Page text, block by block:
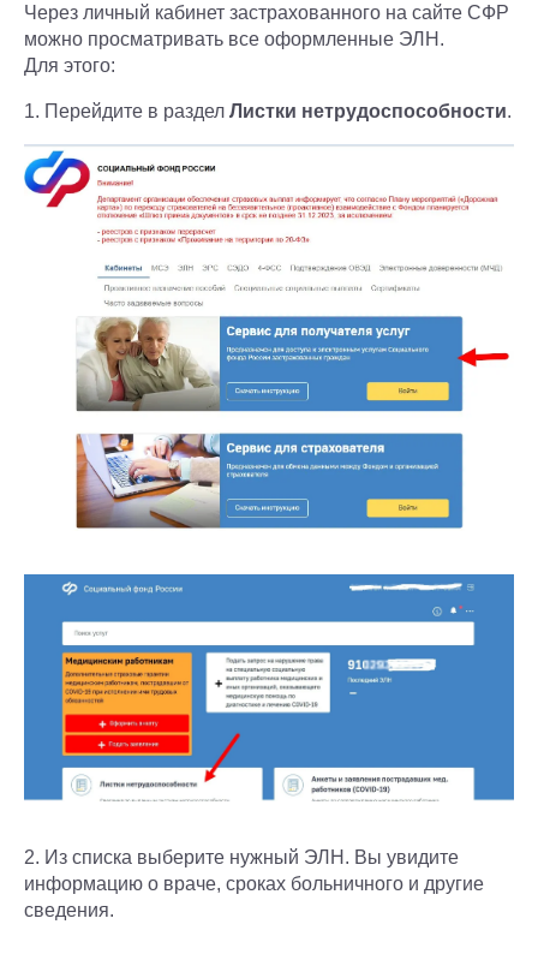
Через личный кабинет застрахованного на сайте СФР
можно просматривать все оформленные ЭЛН.
Для этого:
1. Перейдите в раздел Листки нетрудоспособности.
2. Из списка выберите нужный ЭЛН. Вы увидите
информацию о враче, сроках больничного и другие
сведения.